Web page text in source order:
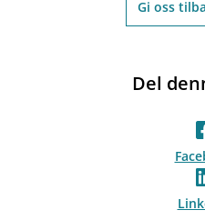
Gi oss
Del